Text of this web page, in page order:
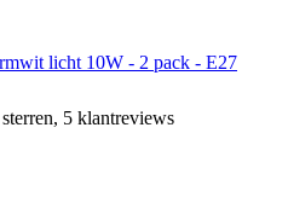
licht 10W - 2 pack - E27
5 klantreviews